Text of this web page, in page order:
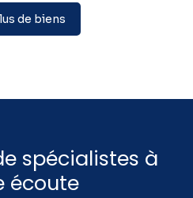
de biens
spécialistes à
écoute